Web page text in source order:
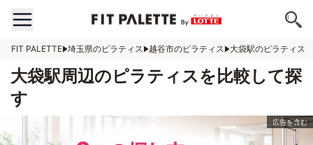
FIT PALETTE 埼玉県のピラティス 越谷市のピラティス 大袋駅のピラティス
大袋駅周辺のピラティスを比較して探
す